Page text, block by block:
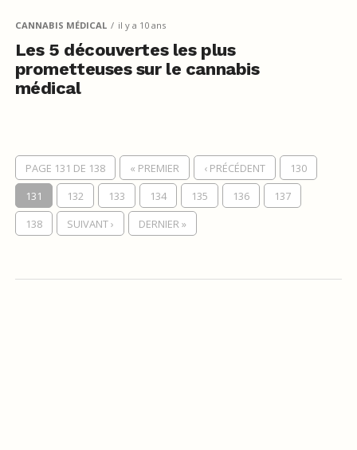
CANNABIS MÉDICAL il y a 10 ans
Les 5 découvertes les plus
prometteuses sur le cannabis
médical
PAGE 131 DE 138 « PREMIER ‹ PRÉCÉDENT
130
131
132 133 134 135 136
137
138
SUIVANT › DERNIER »